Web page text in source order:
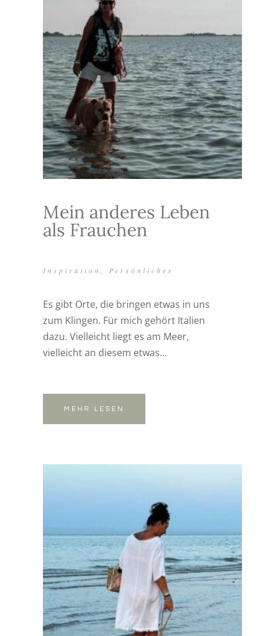
Mein anderes Leben
als Frauchen
Inspiration Persönliches
Es gibt Orte, die bringen etwas in uns
zum Klingen. Für mich gehört Italien
dazu. Vielleicht liegt es am Meer,
vielleicht an diesem etwas...
MEHR LESEN